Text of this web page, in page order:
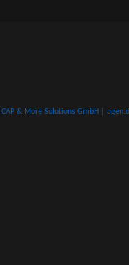
CAP & More Solutions GmbH |